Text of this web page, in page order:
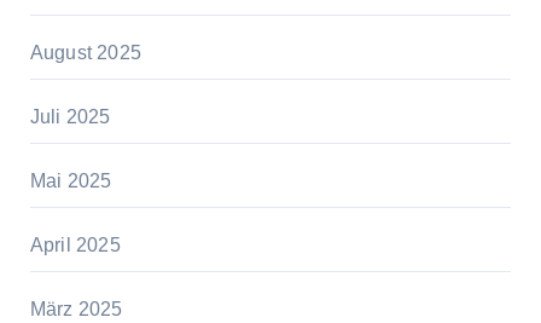
August 2025
Juli 2025
Mai 2025
April 2025
März 2025